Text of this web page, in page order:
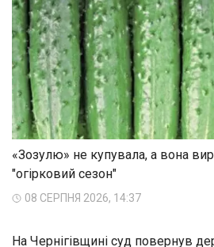
«Зозулю» не купувала, а вона
"огірковий сезон"
08 СЕРПНЯ 2026, 14:37
На Чернігівщині суд повернув